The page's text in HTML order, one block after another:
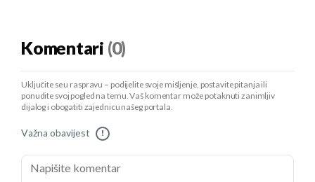
Komentari (0)
Uključite se u raspravu – podijelite svoje mišljenje, postavite pitanja ili
ponudite svoj pogled na temu. Vaš komentar može potaknuti zanimljiv
dijalog i obogatiti zajednicu našeg portala.
Važna obavijest !